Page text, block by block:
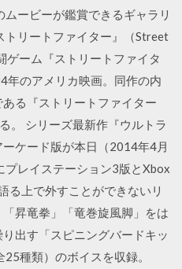
ービーが鑑賞できるギャラリ
トリートファイター』（Street
ーム『ストリートファイタ
年のアメリカ映画。同作の内
る『ストリートファイター
。 シリーズ最新作『ウルトラ
ケード版が本日（2014年4月
レイステーション3版とXbox
る上で外すことができないリ
昇竜拳」「竜巻旋風脚」をは
出す「スピニングバードキッ
種類）のボイスを収録。